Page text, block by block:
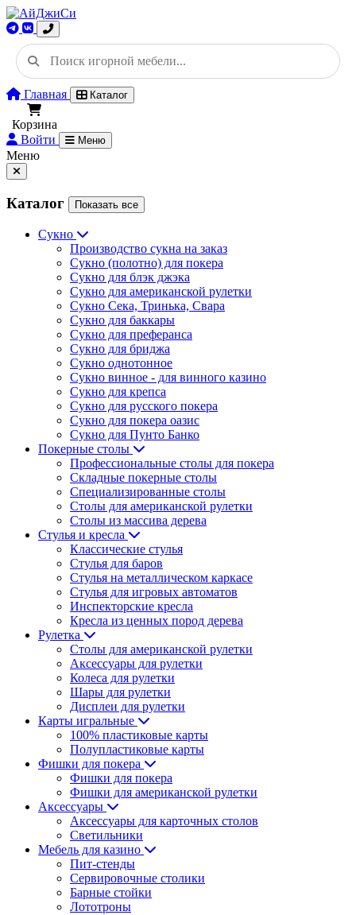
Главная Каталог
Корзина
Войти
Меню
Меню
Каталог Показать все
Сукно
Производство сукна на заказ
Сукно (полотно) для покера
Сукно для блэк джэка
Сукно для американской рулетки
Сукно Сека, Тринька, Свара
Сукно для баккары
Сукно для преферанса
Сукно для бриджа
Сукно однотонное
Сукно винное - для винного казино
Сукно для крепса
Сукно для русского покера
Сукно для покера оазис
Сукно для Пунто Банко
Покерные столы
Профессиональные столы для покера
Складные покерные столы
Специализированные столы
Столы для американской рулетки
Столы из массива дерева
Стулья и кресла
Классические стулья
Стулья для баров
Стулья на металлическом каркасе
Стулья для игровых автоматов
Инспекторские кресла
Кресла из ценных пород дерева
Рулетка
Столы для американской рулетки
Аксессуары для рулетки
Колеса для рулетки
Шары для рулетки
Дисплеи для рулетки
Карты игральные
100% пластиковые карты
Полупластиковые карты
Фишки для покера
Фишки для покера
Фишки для американской рулетки
Аксессуары
Аксессуары для карточных столов
Светильники
Мебель для казино
Пит-стенды
Сервировочные столики
Барные стойки
Лототроны